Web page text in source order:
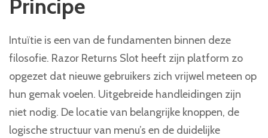
Principe
Intuïtie is een van de fundamenten binnen deze
filosofie. Razor Returns Slot heeft zijn platform zo
opgezet dat nieuwe gebruikers zich vrijwel meteen op
hun gemak voelen. Uitgebreide handleidingen zijn
niet nodig. De locatie van belangrijke knoppen, de
logische structuur van menu’s en de duidelijke